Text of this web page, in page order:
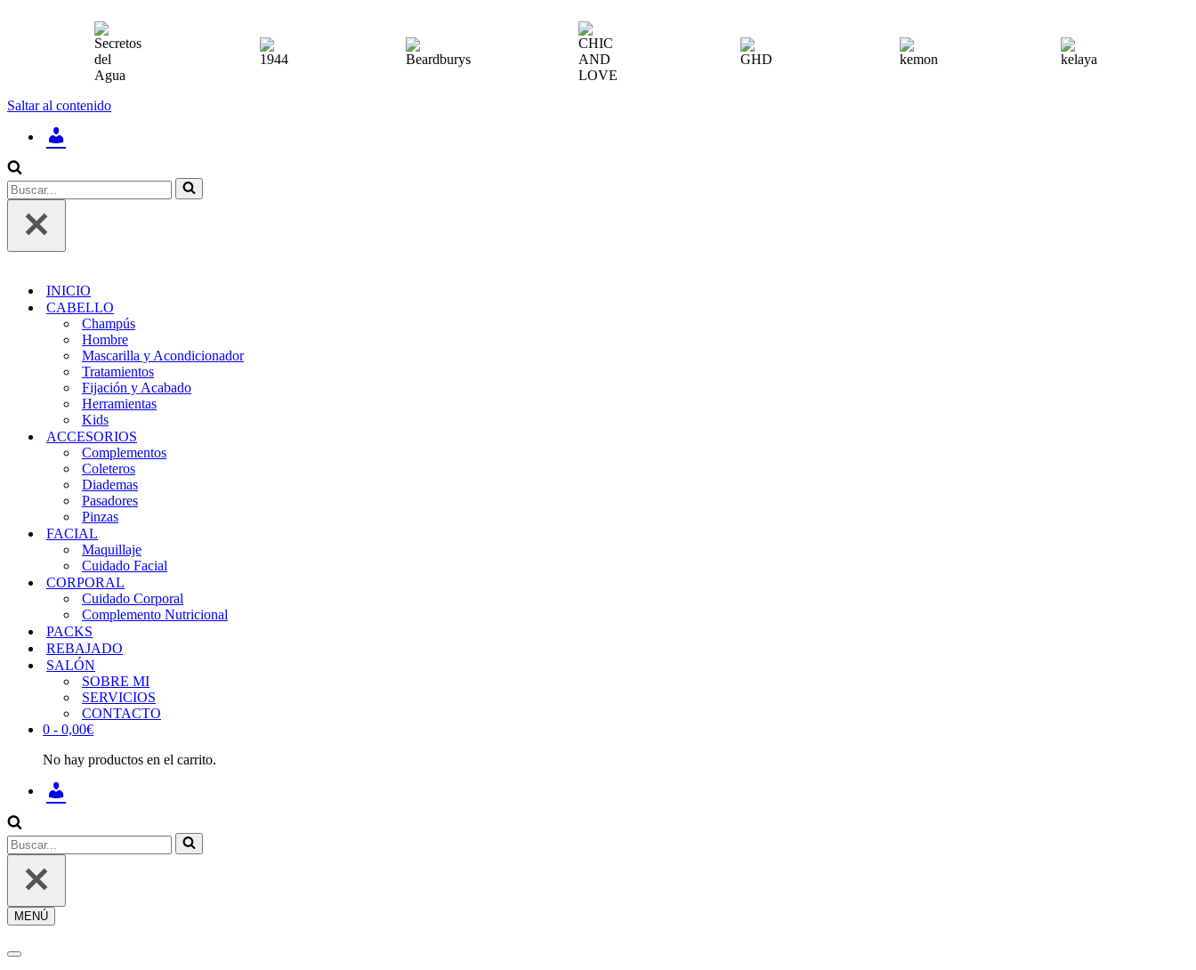
Saltar al contenido
SESIÓN
REGÍSTRATE
Buscar...
INICIO
CABELLO
Champús
Hombre
Mascarilla y Acondicionador
Tratamientos
Fijación y Acabado
Herramientas
Kids
ACCESORIOS
Complementos
Coleteros
Diademas
Pasadores
Pinzas
FACIAL
Maquillaje
Cuidado Facial
CORPORAL
Cuidado Corporal
Complemento Nutricional
PACKS
REBAJADO
SALÓN
SOBRE MI
SERVICIOS
CONTACTO
0 - 0,00€
No hay productos en el carrito.
SESIÓN
REGÍSTRATE
Buscar...
MENÚ
Menú
Menú